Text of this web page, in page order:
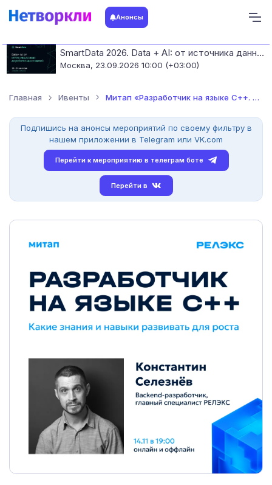
Анонсы
SmartData 2026. Data + AI: от источника данных до работающих моделей
Москва, 23.09.2026 10:00 (+03:00)
Главная Ивенты Митап «Разработчик на языке С++. Какие знания и навыки развив...
Подпишись на анонсы мероприятий по своему фильтру в
нашем приложении в Telegram или VK.com
Перейти к мероприятию в телеграм боте
Перейти в